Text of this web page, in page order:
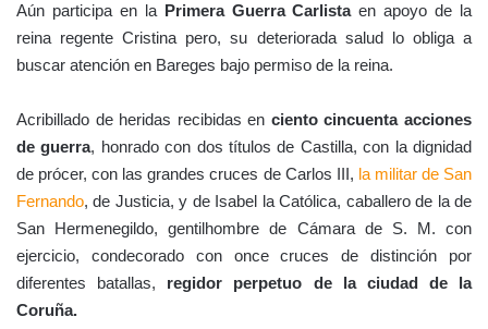
Aún participa en laPrimera Guerra Carlistaen apoyo de la
reina regente Cristina pero, su deteriorada salud lo obliga a
buscar atención en Bareges bajo permiso de la reina.
Acribillado de heridas recibidas en ciento cincuenta acciones
de guerra, honrado con dos títulos de Castilla, con la dignidad
de prócer, con las grandes cruces de Carlos III, la militar de San
Fernando, de Justicia, y de Isabel la Católica, caballero de la de
San Hermenegildo, gentilhombre de Cámara de S. M. con
ejercicio, condecorado con once cruces de distinción por
diferentes batallas, regidor perpetuo de la ciudad de la
Coruña.